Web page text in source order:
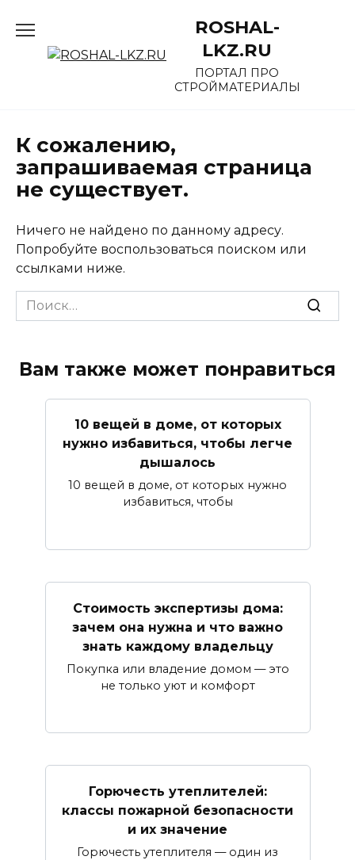
содержанию
ROSHAL-
LKZ.RU
ПОРТАЛ ПРО
СТРОЙМАТЕРИАЛЫ
К сожалению,
запрашиваемая страница
не существует.
Ничего не найдено по данному адресу.
Попробуйте воспользоваться поиском или
ссылками ниже.
Search
for:
Вам также может понравиться
10 вещей в доме, от которых
нужно избавиться, чтобы легче
дышалось
10 вещей в доме, от которых нужно
избавиться, чтобы
Стоимость экспертизы дома:
зачем она нужна и что важно
знать каждому владельцу
Покупка или владение домом — это
не только уют и комфорт
Горючесть утеплителей:
классы пожарной безопасности
и их значение
Горючесть утеплителя — один из